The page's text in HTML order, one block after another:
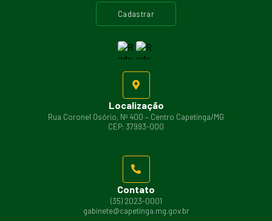
Localização
Rua Coronel Osório, Nº 400 – Centro Capetinga/MG
CEP: 37993-000
Contato
(35) 2023-0001
gabinete@capetinga.mg.gov.br
cadastrar